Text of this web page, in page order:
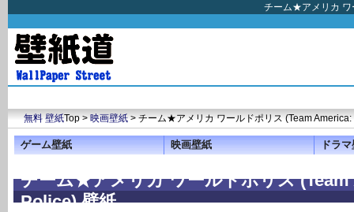
チーム★アメリカ ワ
無料 壁紙Top >映画壁紙> チーム★アメリカ ワールドポリス (Team
ゲーム壁紙 映画壁紙 ドラ
チーム★アメリカ ワールドポリス
Police) 壁紙